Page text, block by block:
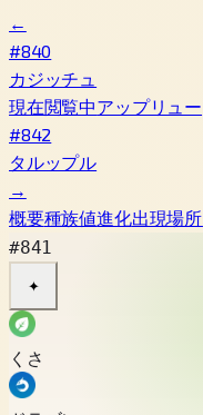
←
#840
カジッチュ
現在閲覧中アップリュー
#842
タルップル
→
概要種族値進化出現場所
#841
✦
くさ